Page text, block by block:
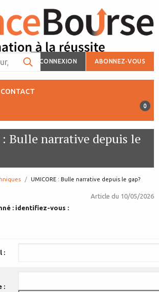
CONNEXION ABONNEZ-VOUS
CONTACT
0
: Bulle narrative depuis le
page:
UMICORE : Bulle narrative depuis le gap?
Article du 10/05/2026
: identifiez-vous :
:
: